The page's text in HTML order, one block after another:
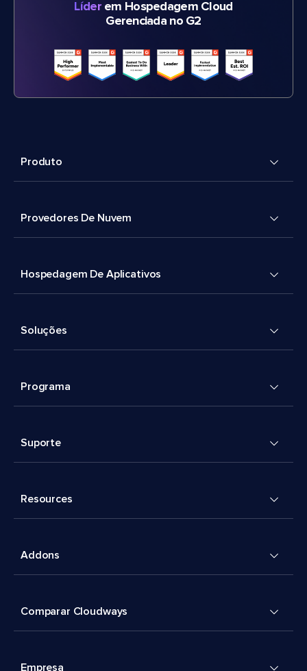
Líderem Hospedagem Cloud
Gerenciada no G2
Produto
Provedores De Nuvem
Hospedagem De Aplicativos
Soluções
Programa
Suporte
Resources
Addons
Comparar Cloudways
Empresa